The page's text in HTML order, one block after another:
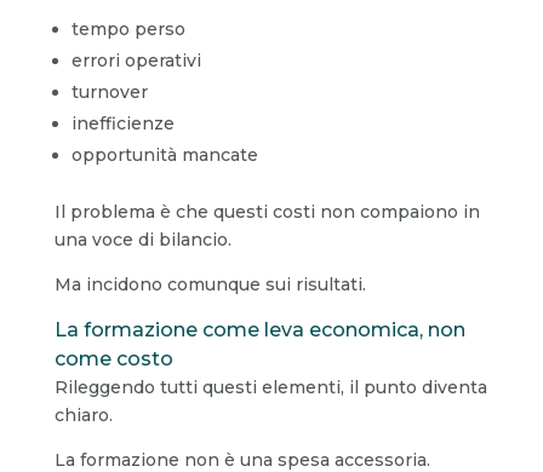
tempo perso
errori operativi
turnover
inefficienze
opportunità mancate
Il problema è che questi costi non compaiono in
una voce di bilancio.
Ma incidono comunque sui risultati.
La formazione come leva economica, non
come costo
Rileggendo tutti questi elementi, il punto diventa
chiaro.
La formazione non è una spesa accessoria.